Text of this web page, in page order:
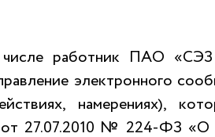
работник ПАО «СЭЗ
электронного
намерениях),
от 27.07.2010 № 224-ФЗ «О